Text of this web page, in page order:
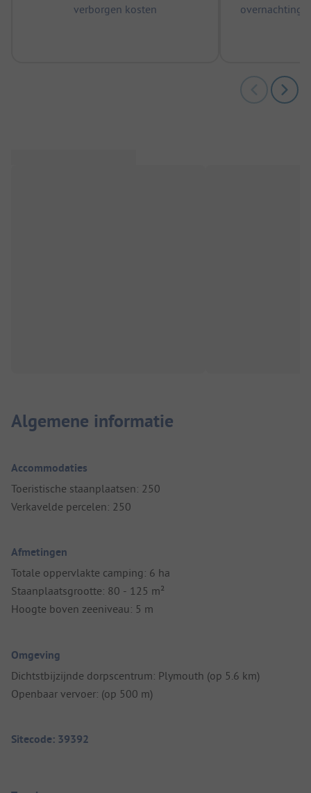
verborgen kosten
Algemene informatie
Accommodaties
Toeristische staanplaatsen: 250
Verkavelde percelen: 250
Afmetingen
Totale oppervlakte camping: 6 ha
Staanplaatsgrootte: 80 - 125 m²
Hoogte boven zeeniveau: 5 m
Omgeving
Dichtstbijzijnde dorpscentrum: Plymouth (op 5.6 km)
Openbaar vervoer: (op 500 m)
Sitecode: 39392